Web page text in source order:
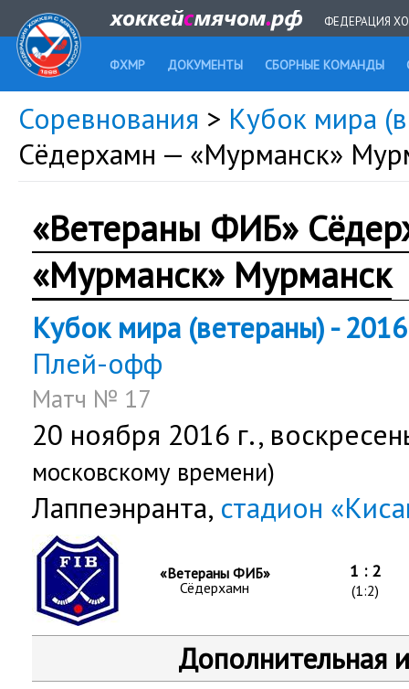
ФЕДЕРАЦИЯ
ФХМР ДОКУМЕНТЫ СБОРНЫЕ КОМАНДЫ
Соревнования > Кубок мира
Сёдерхамн — «Мурманск»
«Ветераны ФИБ»
«Мурманск» Мурманск
Кубок мира (ветераны) - 2016
Плей-офф
Матч № 17
20 ноября 2016 г.,
московскому времени)
Лаппеэнранта, стадион
«Ветераны ФИБ»
Сёдерхамн
1 : 2
(1:2)
Дополнительная